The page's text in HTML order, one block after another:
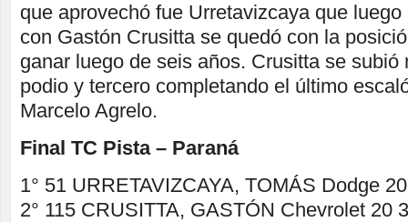
que aprovechó fue Urretavizcaya que
con Gastón Crusitta se quedó con la
ganar luego de seis años. Crusitta se subió
podio y tercero completando el último
Marcelo Agrelo.
Final TC Pista – Paraná
1° 51 URRETAVIZCAYA, TOMÁS Dodge
2° 115 CRUSITTA, GASTÓN Chevrolet 20